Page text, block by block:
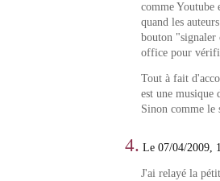
comme Youtube
quand les
bouton "signaler
office pour
Tout à fait
est une musique
Sinon comme le
4. Le 07/04/2009,
J'ai relayé la